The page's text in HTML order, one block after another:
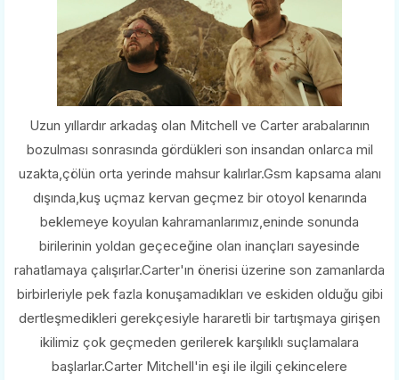
Uzun yıllardır arkadaş olan Mitchell ve Carter arabalarının
bozulması sonrasında gördükleri son insandan onlarca mil
uzakta,çölün orta yerinde mahsur kalırlar.Gsm kapsama alanı
dışında,kuş uçmaz kervan geçmez bir otoyol kenarında
beklemeye koyulan kahramanlarımız,eninde sonunda
birilerinin yoldan geçeceğine olan inançları sayesinde
rahatlamaya çalışırlar.Carter'ın önerisi üzerine son zamanlarda
birbirleriyle pek fazla konuşamadıkları ve eskiden olduğu gibi
dertleşmedikleri gerekçesiyle hararetli bir tartışmaya girişen
ikilimiz çok geçmeden gerilerek karşılıklı suçlamalara
başlarlar.Carter Mitchell'in eşi ile ilgili çekincelere